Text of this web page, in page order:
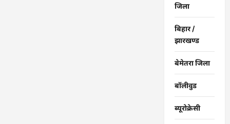
जिला
बिहार /
झारखण्ड
बेमेतरा जिला
बॉलीवुड
ब्यूरोक्रेसी